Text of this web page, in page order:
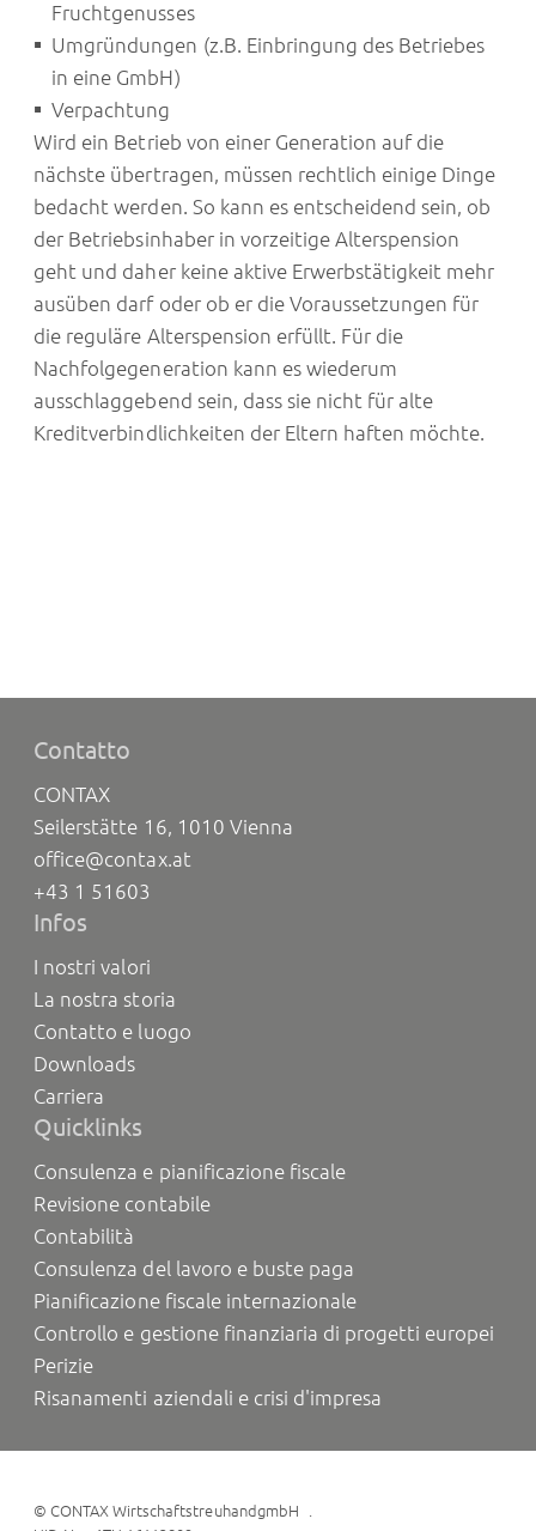
Fruchtgenusses
Umgründungen (z.B. Einbringung des Betriebes
in eine GmbH)
Verpachtung
Wird ein Betrieb von einer Generation auf die
nächste übertragen, müssen rechtlich einige Dinge
bedacht werden. So kann es entscheidend sein, ob
der Betriebsinhaber in vorzeitige Alterspension
geht und daher keine aktive Erwerbstätigkeit mehr
ausüben darf oder ob er die Voraussetzungen für
die reguläre Alterspension erfüllt. Für die
Nachfolgegeneration kann es wiederum
ausschlaggebend sein, dass sie nicht für alte
Kreditverbindlichkeiten der Eltern haften möchte.
Contatto
CONTAX
Seilerstätte 16, 1010 Vienna
office@contax.at
+43 1 51603
Infos
I nostri valori
La nostra storia
Contatto e luogo
Downloads
Carriera
Quicklinks
Consulenza e pianificazione fiscale
Revisione contabile
Contabilità
Consulenza del lavoro e buste paga
Pianificazione fiscale internazionale
Controllo e gestione finanziaria di progetti europei
Perizie
Risanamenti aziendali e crisi d'impresa
©CONTAX WirtschaftstreuhandgmbH